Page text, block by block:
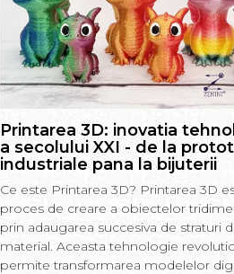
Printarea 3D: inovatia
a secolului XXI - de la
industriale pana la bijuterii
Ce este Printarea 3D? Printarea 3D
proces de creare a obiectelor
prin adaugarea succesiva de straturi
material. Aceasta tehnologie
permite transformarea modelelor